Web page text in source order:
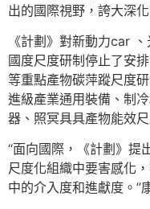
出的國際視野，誇大深
《計劃》對新動力car
國度尺度研制停止了安
等重點產物碳萍蹤尺度
進級產業通用裝備、制
器、照冥具具產物能效尺
“面向國際，《計劃》提
尺度化組織中要害感化
中的介入度和進獻度。”